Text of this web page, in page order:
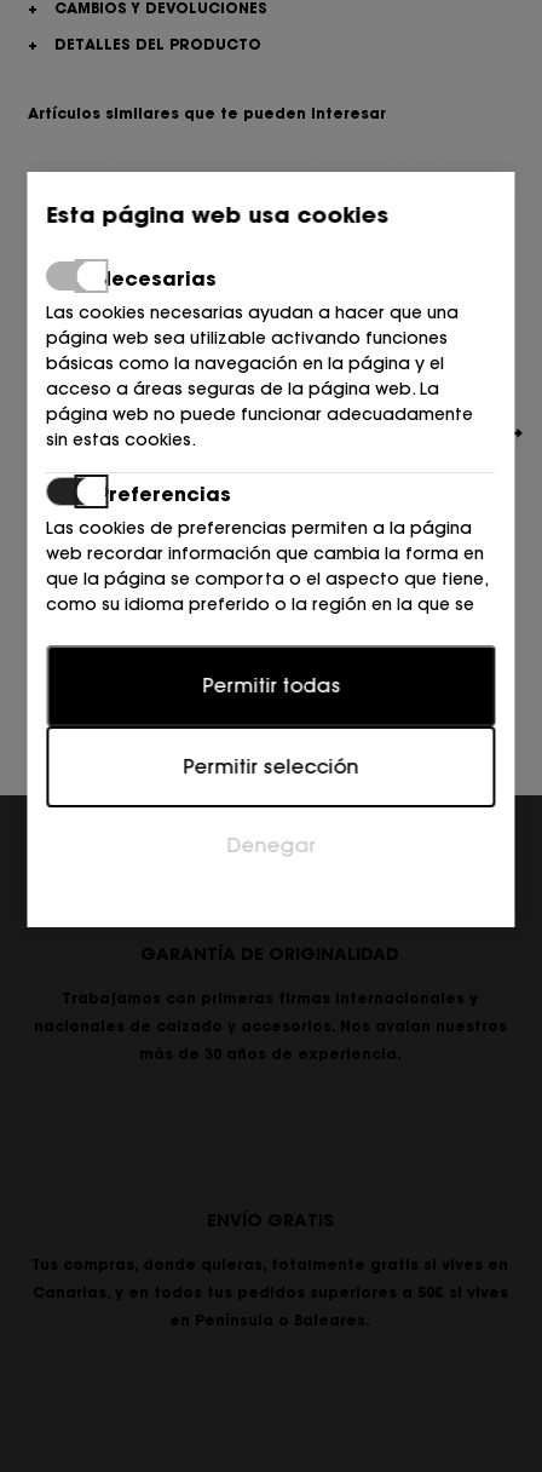
+
CAMBIOS Y DEVOLUCIONES
+
DETALLES DEL PRODUCTO
Artículos similares que te pueden interesar
TOMMY HILFIGER
SANDALIA CROCHET BEIGE+AZUL DW6 SPACE BLUE
GARANTÍA DE ORIGINALIDAD
Trabajamos con primeras firmas internacionales y
nacionales de calzado y accesorios. Nos avalan nuestros
más de 30 años de experiencia.
ENVÍO GRATIS
Tus compras, donde quieras, totalmente gratis si vives en
Canarias, y en todos tus pedidos superiores a 50€ si vives
en Península o Baleares.
Esta página web usa cookies
Necesarias
Las cookies necesarias ayudan a hacer que una
página web sea utilizable activando funciones
básicas como la navegación en la página y el
acceso a áreas seguras de la página web. La
página web no puede funcionar adecuadamente
sin estas cookies.
Preferencias
Las cookies de preferencias permiten a la página
web recordar información que cambia la forma en
que la página se comporta o el aspecto que tiene,
como su idioma preferido o la región en la que se
Estadísticas
los visitantes con las páginas web reuniendo y
mostrar anuncios relevantes y atractivos para el
usuario individual, y por lo tanto, más valiosos para
Permitir todas
Permitir selección
Denegar